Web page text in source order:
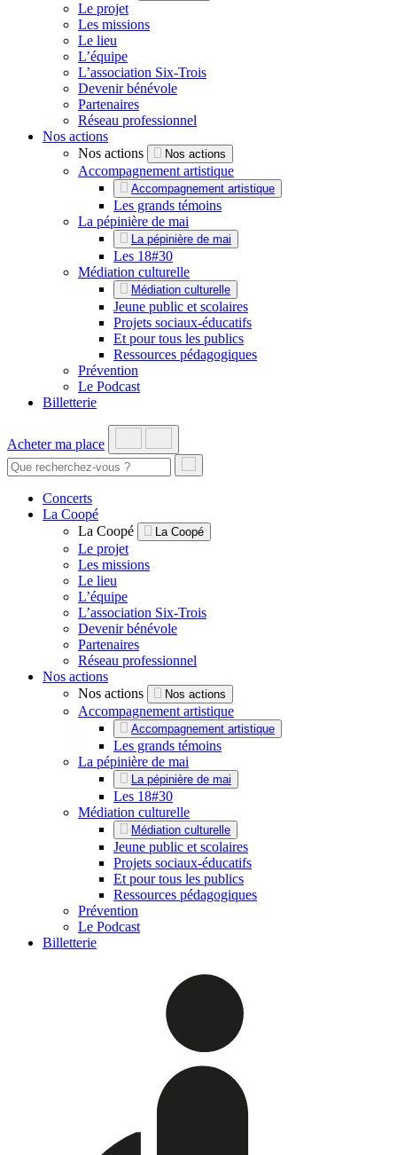
Le projet
Les missions
Le lieu
L’équipe
L’association Six-Trois
Devenir bénévole
Partenaires
Réseau professionnel
Nos actions
Nos actions
Nos actions
Accompagnement artistique
Accompagnement artistique
Les grands témoins
La pépinière de mai
La pépinière de mai
Les 18#30
Médiation culturelle
Médiation culturelle
Jeune public et scolaires
Projets sociaux-éducatifs
Et pour tous les publics
Ressources pédagogiques
Prévention
Le Podcast
Billetterie
Acheter ma place
Concerts
La Coopé
La Coopé
La Coopé
Le projet
Les missions
Le lieu
L’équipe
L’association Six-Trois
Devenir bénévole
Partenaires
Réseau professionnel
Nos actions
Nos actions
Nos actions
Accompagnement artistique
Accompagnement artistique
Les grands témoins
La pépinière de mai
La pépinière de mai
Les 18#30
Médiation culturelle
Médiation culturelle
Jeune public et scolaires
Projets sociaux-éducatifs
Et pour tous les publics
Ressources pédagogiques
Prévention
Le Podcast
Billetterie